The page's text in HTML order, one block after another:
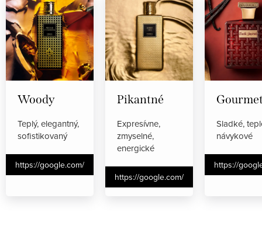
Woody
Teplý, elegantný,
sofistikovaný
https://google.com/
Pikantné
Expresívne,
zmyselné,
energické
https://google.com/
Sladké,
návykové
https://